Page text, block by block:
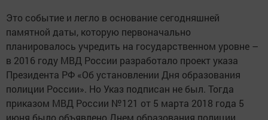
Это событие и легло в основание сегодняшней
памятной даты, которую первоначально
планировалось учредить на государственном уровне –
в 2016 году МВД России разработало проект указа
Президента РФ «Об установлении Дня образования
полиции России». Но Указ подписан не был. Тогда
приказом МВД России №121 от 5 марта 2018 года 5
июня было объявлено Днем образования полиции